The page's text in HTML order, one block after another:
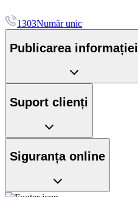
1303Număr unic
Publicarea informației
Suport clienți
Siguranța online